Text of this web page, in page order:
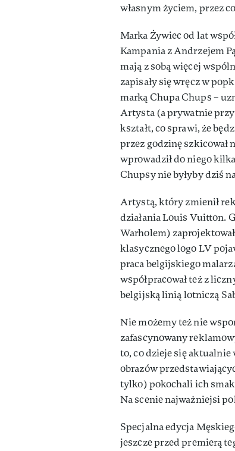
własnym życiem, przez
Marka Żywiec od lat
Kampania z Andrzejem
mają z sobą więcej
zapisały się wręcz w
marką Chupa Chups –
Artysta (a prywatnie
kształt, co sprawi, że
przez godzinę szkicował
wprowadził do niego
Chupsy nie byłyby dziś
Artystą, który zmienił
działania Louis Vuitton.
Warholem)
klasycznego logo LV
praca belgijskiego
współpracował też z
belgijską linią lotniczą
Nie możemy też nie
zafascynowany
to, co dzieje się aktualnie
obrazów
tylko) pokochali ich
Na scenie najważniejsi
Specjalna edycja
jeszcze przed premierą